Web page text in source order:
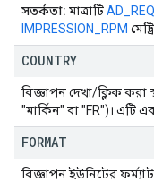
সতর্কতা: মাত্রাটি
IMPRESSION_RPM
COUNTRY
বিজ্ঞাপন দেখা/ক্লিক
"মার্কিন" বা "FR")। এটি
FORMAT
বিজ্ঞাপন ইউনিটের